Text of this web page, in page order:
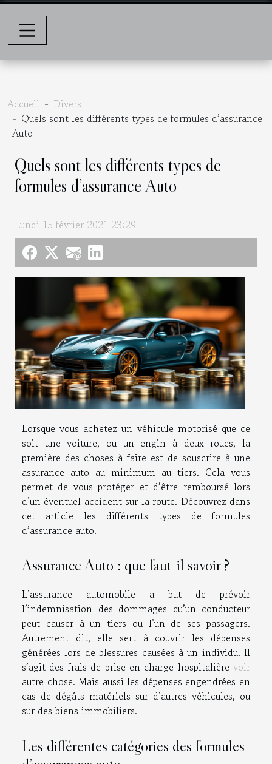
Accueil
Divers
Quels sont les différents types de formules d’assurance
Auto
Quels sont les différents types de
formules d’assurance Auto
Lundi 15 février 2021 23:29
Lorsque vous achetez un véhicule motorisé que ce
soit une voiture, ou un engin à deux roues, la
première des choses à faire est de souscrire à une
assurance auto au minimum au tiers. Cela vous
permet de vous protéger et d’être remboursé lors
d’un éventuel accident sur la route. Découvrez dans
cet article les différents types de formules
d’assurance auto.
Assurance Auto : que faut-il savoir ?
L’assurance automobile a but de prévoir
l’indemnisation des dommages qu’un conducteur
peut causer à un tiers ou l’un de ses passagers.
Autrement dit, elle sert à couvrir les dépenses
générées lors de blessures causées à un individu. Il
s’agit des frais de prise en charge hospitalière voir
autre chose. Mais aussi les dépenses engendrées en
cas de dégâts matériels sur d’autres véhicules, ou
sur des biens immobiliers.
Les différentes catégories des formules